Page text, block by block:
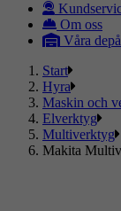
Om oss
Våra
Start
Hyra
Maskin och
Elverktyg
Multiverktyg
Makita